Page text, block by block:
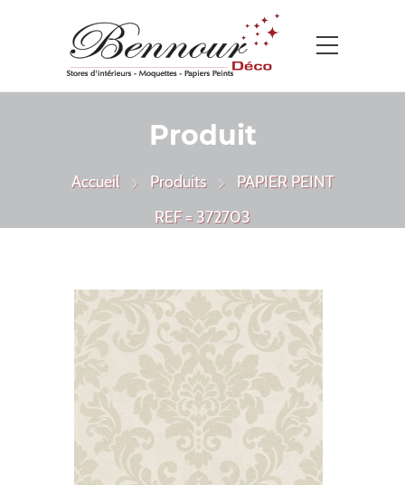
Produit
Accueil Produits
PAPIER PEINT
REF = 372703